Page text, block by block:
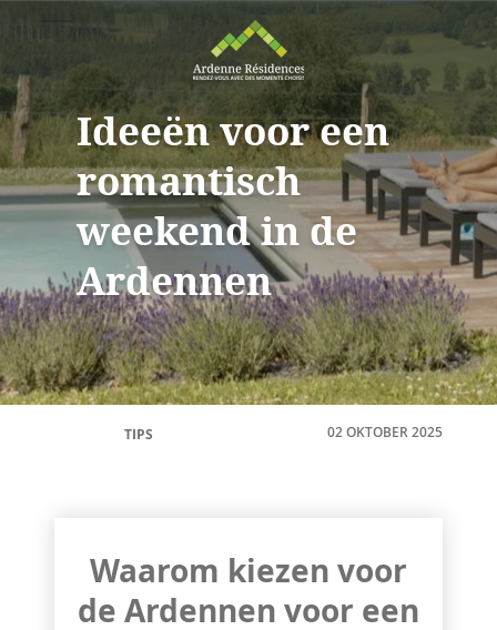
Ideeën voor een
romantisch
weekend in de
Ardennen
TIPS 02 OKTOBER 2025
Waarom kiezen voor
de Ardennen voor een